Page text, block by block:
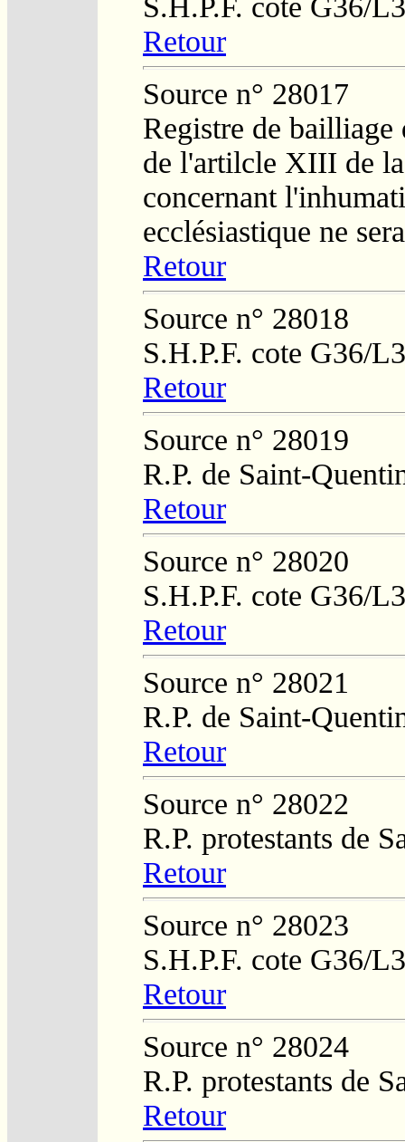
S.H.P.F. cote G36/L3
Retour
Source n° 28017
Registre de
de l'artilcle XIII de
concernant
ecclésiastique ne
Retour
Source n° 28018
S.H.P.F. cote G36/L3
Retour
Source n° 28019
R.P. de Saint-
Retour
Source n° 28020
S.H.P.F. cote G36/L3
Retour
Source n° 28021
R.P. de Saint-
Retour
Source n° 28022
R.P. protestants de
Retour
Source n° 28023
S.H.P.F. cote G36/L3
Retour
Source n° 28024
R.P. protestants de
Retour